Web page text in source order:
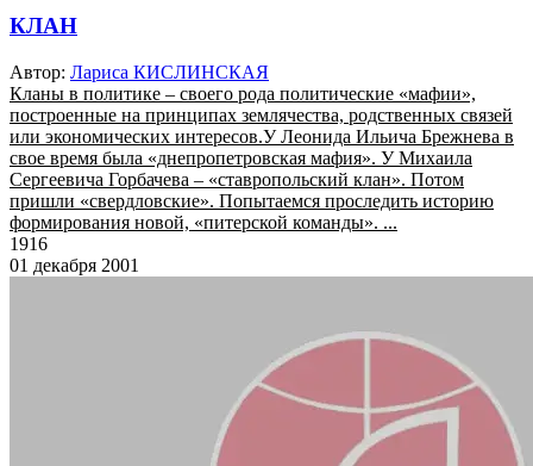
КЛАН
Автор: Лариса КИСЛИНСКАЯ
Кланы в политике – своего рода политические «мафии»,
построенные на принципах землячества, родственных связей
или экономических интересов.У Леонида Ильича Брежнева в
свое время была «днепропетровская мафия». У Михаила
Сергеевича Горбачева – «ставропольский клан». Потом
пришли «свердловские». Попытаемся проследить историю
формирования новой, «питерской команды». ...
1916
01 декабря 2001